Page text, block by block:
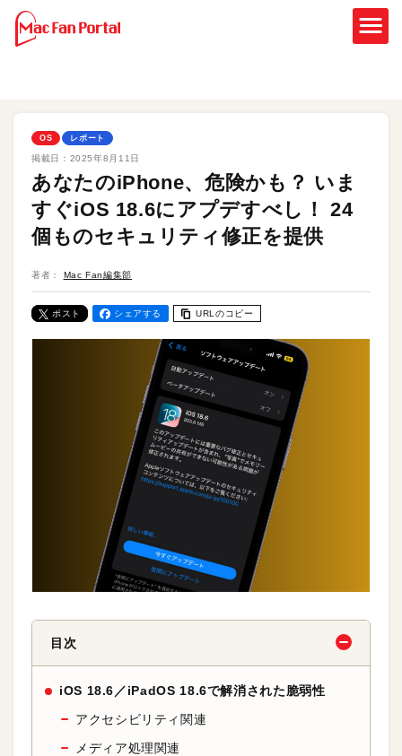
OS レポート
掲載日： 2025年8月11日
あなたのiPhone、危険かも？ いま
すぐiOS 18.6にアプデすべし！ 24
個ものセキュリティ修正を提供
著者： Mac Fan編集部
ポスト シェアする URLのコピー
目次
iOS 18.6／iPadOS 18.6で解消された脆弱性
アクセシビリティ関連
メディア処理関連